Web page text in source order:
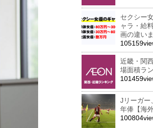
セクシー
ャラ・給
画の違い
近畿・関
場面積ラ
Jリーガー
年俸【海